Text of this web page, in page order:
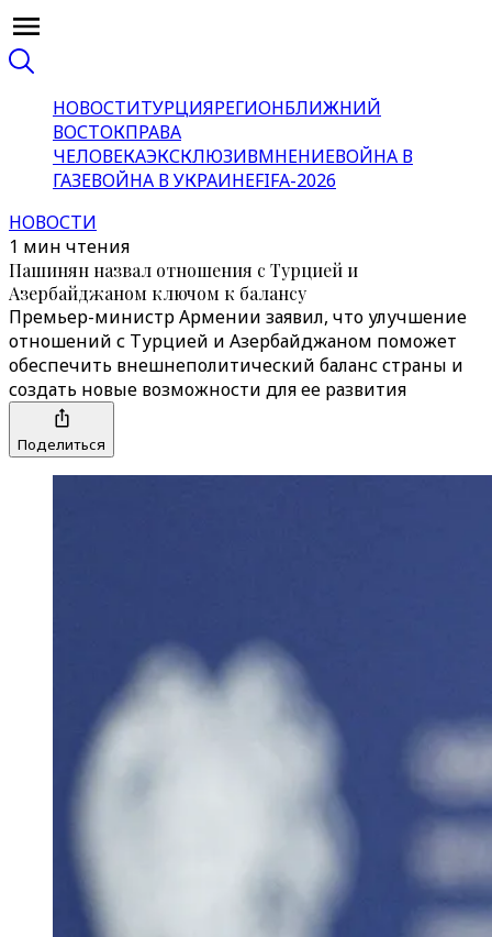
НОВОСТИТУРЦИЯРЕГИОНБЛИЖНИЙ
ВОСТОКПРАВА
ЧЕЛОВЕКАЭКСКЛЮЗИВМНЕНИЕВОЙНА В
ГАЗЕВОЙНА В УКРАИНЕFIFA-2026
НОВОСТИ
1 мин чтения
Пашинян назвал отношения с Турцией и
Азербайджаном ключом к балансу
Премьер-министр Армении заявил, что улучшение
отношений с Турцией и Азербайджаном поможет
обеспечить внешнеполитический баланс страны и
создать новые возможности для ее развития
Поделиться